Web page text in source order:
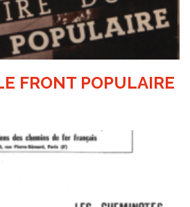
FRONT POPULAIRE